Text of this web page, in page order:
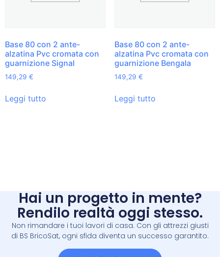
Base 80 con 2 ante-
alzatina Pvc cromata con
guarnizione Signal
149,29 €
Leggi tutto
Base 80 con 2 ante-
alzatina Pvc cromata con
guarnizione Bengala
149,29 €
Leggi tutto
Hai un progetto in mente?
Rendilo realtà oggi stesso.
Non rimandare i tuoi lavori di casa. Con gli attrezzi giusti
di BS BricoSat, ogni sfida diventa un successo garantito.